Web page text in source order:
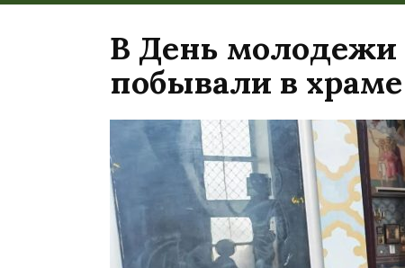
В День молодежи
побывали в